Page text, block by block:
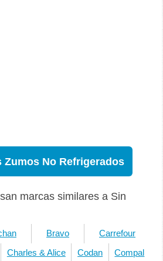
Zumos No Refrigerados
marcas similares a Sin
Bravo Carrefour
Charles & Alice Codan Compal